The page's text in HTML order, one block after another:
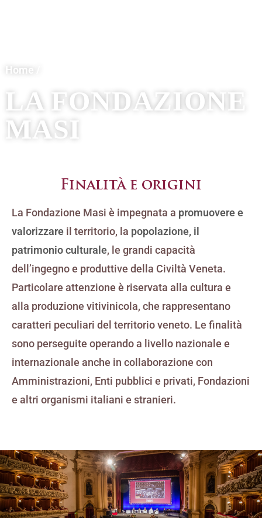
Home /
LA FONDAZIONE
MASI
Finalità e origini
La Fondazione Masi è impegnata a promuovere e
valorizzare il territorio, la popolazione, il
patrimonio culturale, le grandi capacità
dell’ingegno e produttive della Civiltà Veneta.
Particolare attenzione è riservata alla cultura e
alla produzione vitivinicola, che rappresentano
caratteri peculiari del territorio veneto. Le finalità
sono perseguite operando a livello nazionale e
internazionale anche in collaborazione con
Amministrazioni, Enti pubblici e privati, Fondazioni
e altri organismi italiani e stranieri.